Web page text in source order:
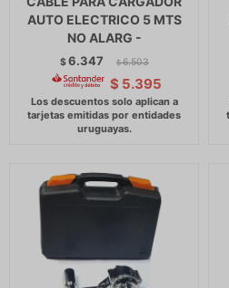
AUTO ELECTRICO 5 MTS
NO ALARG -
$6.347 $ 6.503
$ 5.395